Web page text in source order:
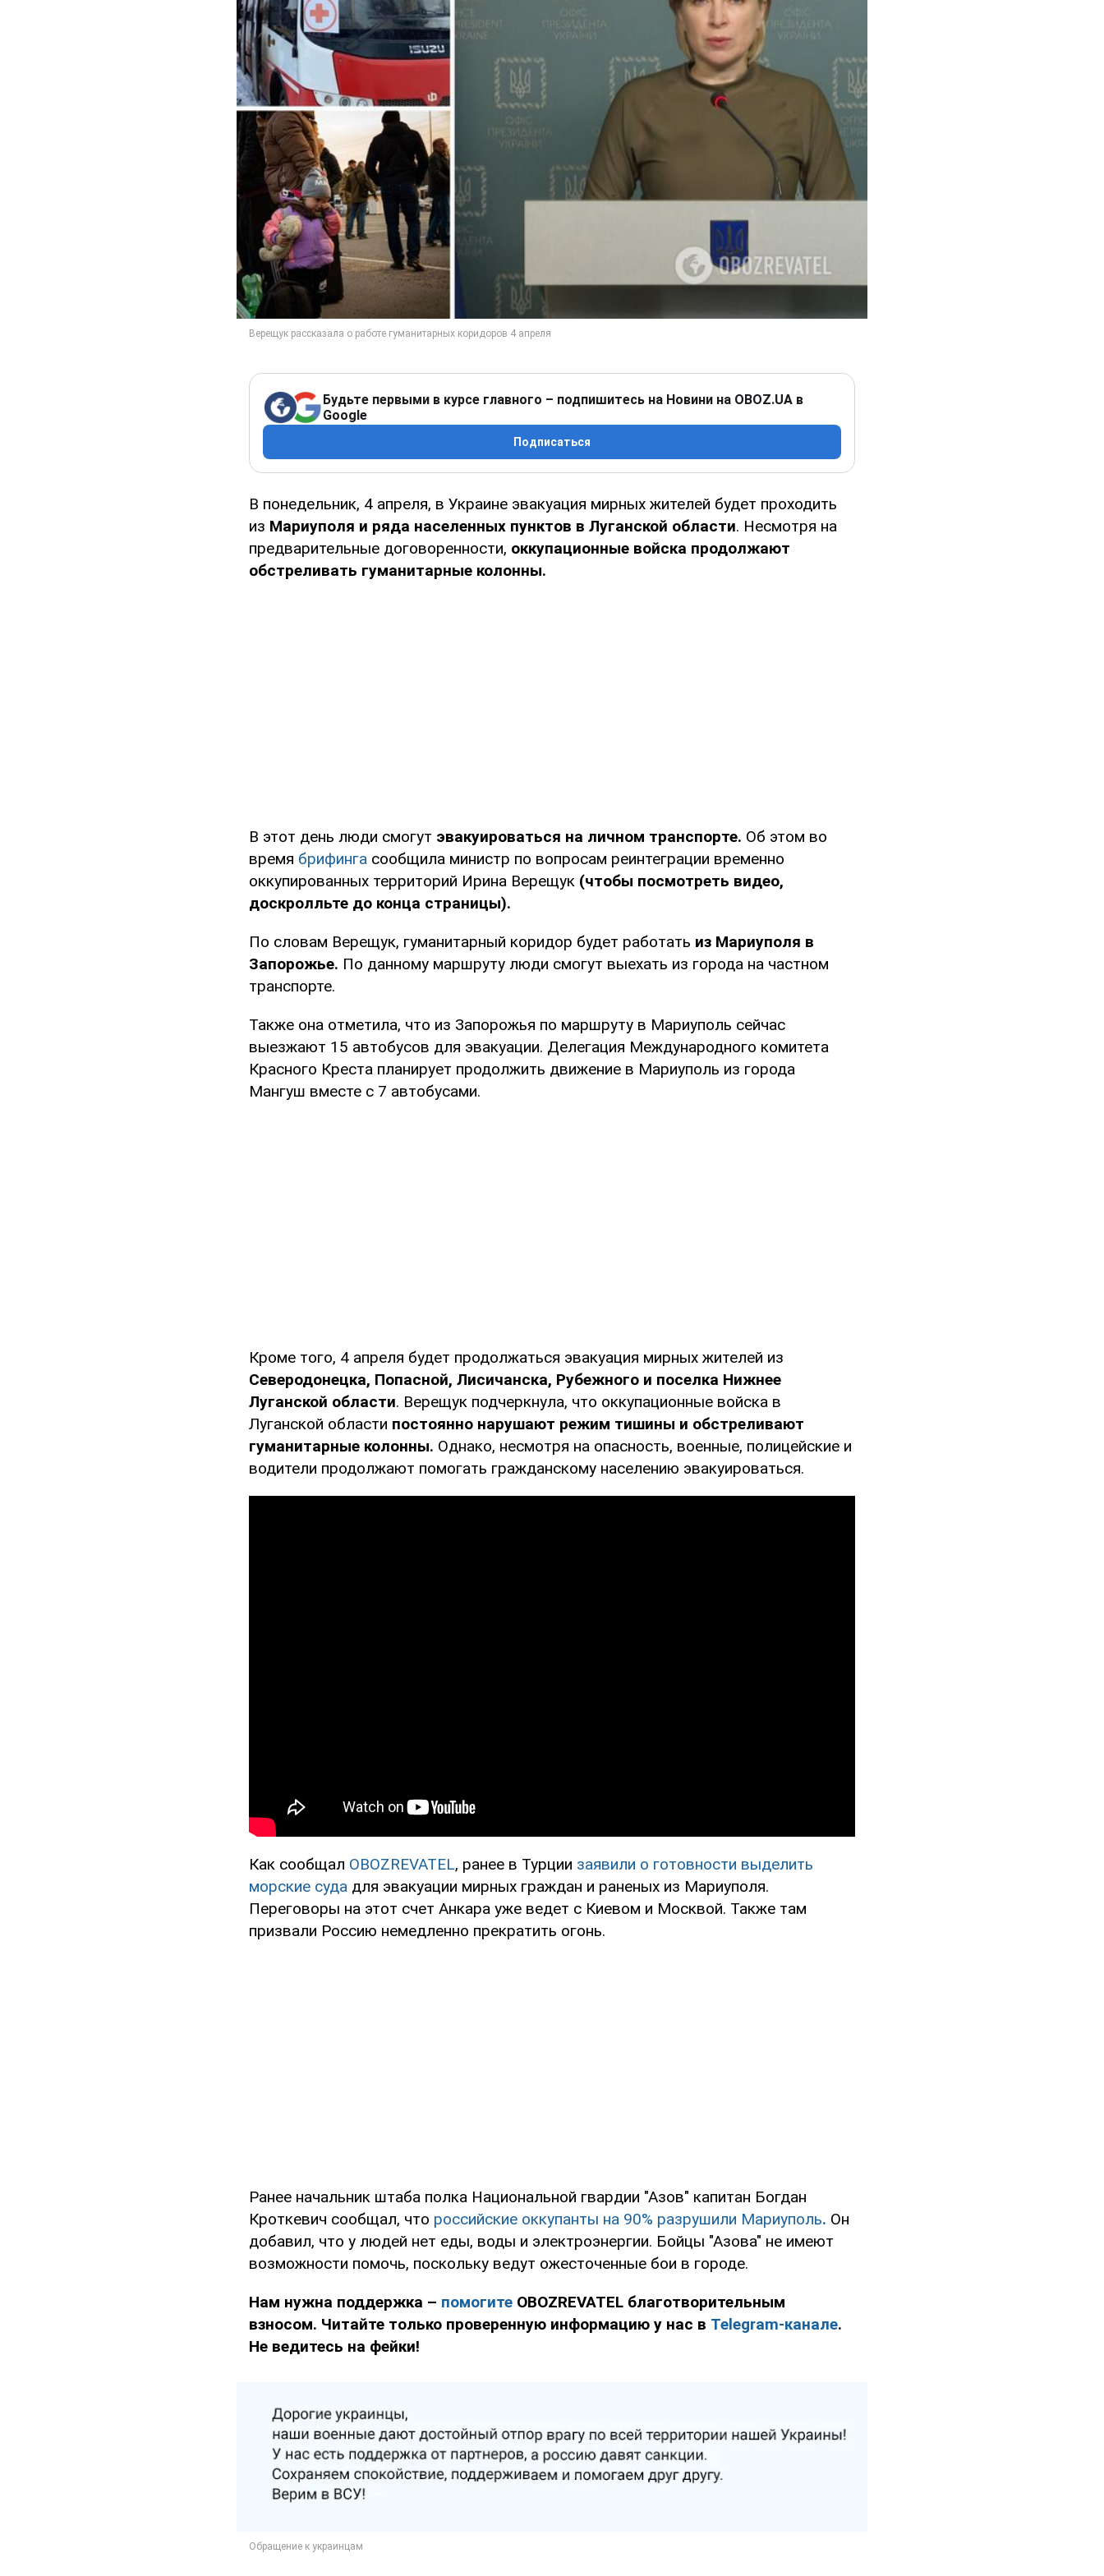
Будьте первыми в курсе главного – подпишитесь на Новини на OBOZ.UA в
Google
Подписаться
В понедельник, 4 апреля, в Украине эвакуация мирных жителей будет проходить
из Мариуполя и ряда населенных пунктов в Луганской области. Несмотря на
предварительные договоренности, оккупационные войска продолжают
обстреливать гуманитарные колонны.
В этот день люди смогут эвакуироваться на личном транспорте. Об этом во
время брифинга сообщила министр по вопросам реинтеграции временно
оккупированных территорий Ирина Верещук (чтобы посмотреть видео,
доскролльте до конца страницы).
По словам Верещук, гуманитарный коридор будет работать из Мариуполя в
Запорожье. По данному маршруту люди смогут выехать из города на частном
транспорте.
Также она отметила, что из Запорожья по маршруту в Мариуполь сейчас
выезжают 15 автобусов для эвакуации. Делегация Международного комитета
Красного Креста планирует продолжить движение в Мариуполь из города
Мангуш вместе с 7 автобусами.
Кроме того, 4 апреля будет продолжаться эвакуация мирных жителей из
Северодонецка, Попасной, Лисичанска, Рубежного и поселка Нижнее
Луганской области. Верещук подчеркнула, что оккупационные войска в
Луганской области постоянно нарушают режим тишины и обстреливают
гуманитарные колонны. Однако, несмотря на опасность, военные, полицейские и
водители продолжают помогать гражданскому населению эвакуироваться.
Как сообщал OBOZREVATEL, ранее в Турции заявили о готовности выделить
морские суда для эвакуации мирных граждан и раненых из Мариуполя.
Переговоры на этот счет Анкара уже ведет с Киевом и Москвой. Также там
призвали Россию немедленно прекратить огонь.
Ранее начальник штаба полка Национальной гвардии "Азов" капитан Богдан
Кроткевич сообщал, что российские оккупанты на 90% разрушили Мариуполь. Он
добавил, что у людей нет еды, воды и электроэнергии. Бойцы "Азова" не имеют
возможности помочь, поскольку ведут ожесточенные бои в городе.
Нам нужна поддержка – помогите OBOZREVATEL благотворительным
взносом. Читайте только проверенную информацию у нас в Telegram-канале.
Не ведитесь на фейки!